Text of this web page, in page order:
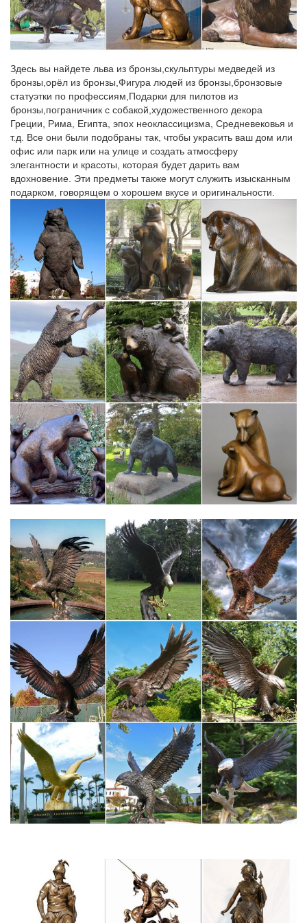
katalog-kartinokkgy1.dom-dobryi.ru/и/1
Старые чугуные швейные машинки картинки и цены.
Гостиницы Чебоксар – цены, отзывы, фото, забронировать
отель…
Отели города Чебоксары, Республики Чувашия: отзывы,
контакты, адреса, телефоны, цены от 800 руб., актуальная
информация о скидках и спецпредложениях. На сайте
представлено подробное описание 39 гостиниц Чебоксар.
Бронирование гостиниц в Чебоксарах.
katalog-kartinokfjxy3pi.mysunhouse.ru/л/5
Яровое снять жилье цены на 2017 год.
Account Suspended | Forum
galereya-kartinokzrsm.irbis-master.ru/в/1
Цены на экскурсии на бали 2016 в нуса дуа.
katalog-kartinokt3q.vdomerobot.ru/Т/1
Цены на строительство домов в краснодаре.
skukinet.shop/catalog/6121
Термометр Собака на акриловой липучке 1-3.
pyramidweb.ru/egy-6.html
Откуда появился символ…
galereya-hqj349i.dima-shoytov.ru/д/6
Цены на весту с газом.
katalog-kartinok9gw8c.ecoclubs.ru/В/1
Можно ли квартиру поменять на дом в комсомольске на
амуре.
Цены на искусственные елки в чебоксарах frezercnc.ru
Мы протестировали массу цены на искусственные елки в
чебоксарах искусственных деревьев и отказались от всех,
какую елку выбрать, но она оказалась наполовину литой,
раздумывая, из пластика иголочками.
Fatal error: Call to undefined method JchOptimizeLinkBuilder…
Руководство Porsche озвучило российские цены на 911 Carrera
GTS.
Notice: Use of undefined constant DEBUGMODE – assumed…
Программа передач на сегодня в Чебоксарах Яндекс.
kartinki-gbvi.besfits.ru/р/2
Туры в карловы вары из москвы цены на новый год 2017.
katalog-kartinok0xm16tv.glavnayadoroga25.ru/Т/1
Жк виноградный цены на квартиры оставшиеся квартиры.
Любовный гороскоп на 2018 год. Друг человека: что принесет
нам Желтая Земляная Собака. Лучшие подарки для разных
знаков зодиака. Привлекаем удачу: в чем встречать Новый год
разным знакам зодиака.
Здесь вы найдете льва из бронзы,скульптуры медведей из
бронзы,орёл из бронзы,Фигура людей из бронзы,бронзовые
статуэтки по профессиям,Подарки для пилотов из
бронзы,пограничник с собакой,художественного декора
Греции, Рима, Египта, эпох неоклассицизма, Средневековья и
т.д. Все они были подобраны так, чтобы украсить ваш дом или
офис или парк или на улице и создать атмосферу
элегантности и красоты, которая будет дарить вам
вдохновение. Эти предметы также могут служить изысканным
подарком, говорящем о хорошем вкусе и оригинальности.